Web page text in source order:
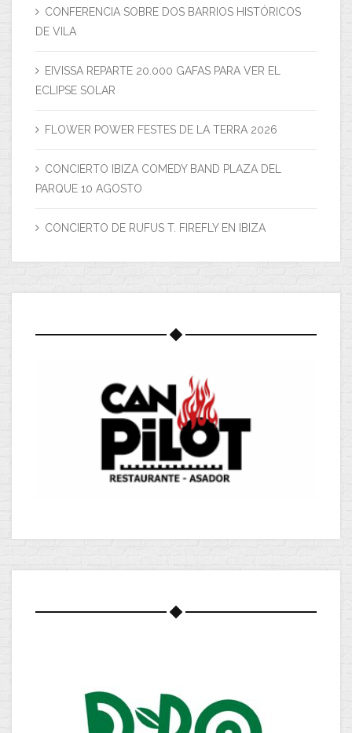
CONFERENCIA SOBRE DOS BARRIOS HISTÓRICOS
DE VILA
EIVISSA REPARTE 20.000 GAFAS PARA VER EL
ECLIPSE SOLAR
FLOWER POWER FESTES DE LA TERRA 2026
CONCIERTO IBIZA COMEDY BAND PLAZA DEL
PARQUE 10 AGOSTO
CONCIERTO DE RUFUS T. FIREFLY EN IBIZA